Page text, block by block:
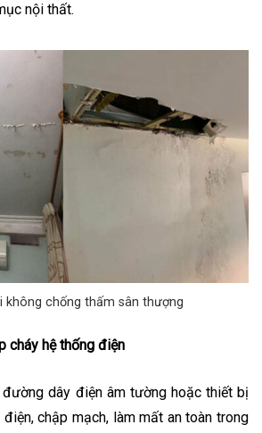
nội thất.
không chống thấm sân thượng
cháy hệ thống điện
dây điện âm tường hoặc thiết bị
chập mạch, làm mất an toàn trong